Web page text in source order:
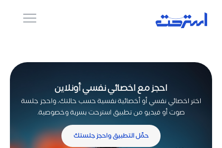
احجز مع اخصائي نفسي أونلاين
اختر اخصائي نفسي أو أخصائية نفسية حسب حالتك، واحجز جلسة
صوت أو فيديو من تطبيق استرحت بسرية وخصوصية.
حمّل التطبيق واحجز جلستك